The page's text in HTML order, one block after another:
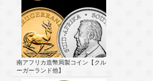
南アフリカ造幣局製コイン【クル
ーガーランド他】